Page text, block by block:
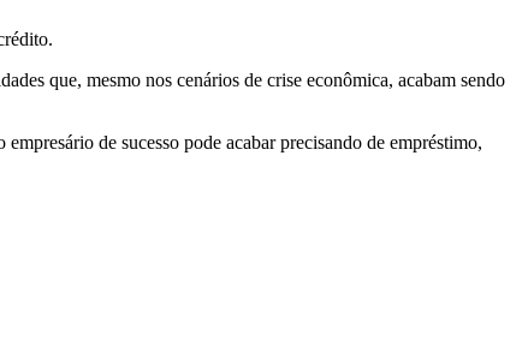
que, mesmo nos cenários de crise econômica, acabam sendo
de sucesso pode acabar precisando de empréstimo,